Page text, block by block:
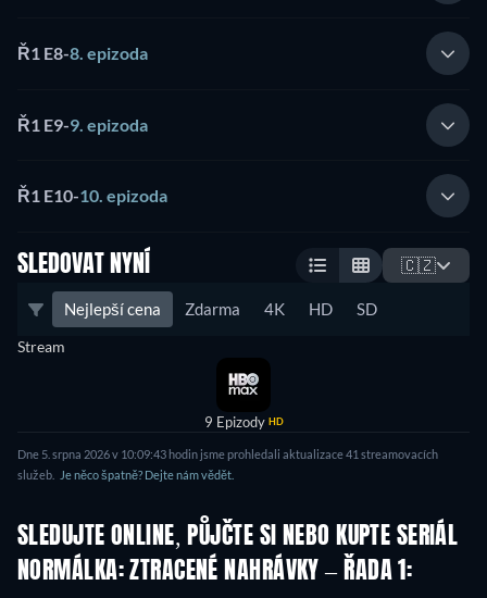
Ř1 E8-8. epizoda
Ř1 E9-9. epizoda
Ř1 E10-10. epizoda
SLEDOVAT NYNÍ 🇨🇿
Nejlepší cena Zdarma 4K HD SD
Stream
9 Epizody HD
Dne 5. srpna 2026 v 10:09:43 hodin jsme prohledali aktualizace 41 streamovacích
služeb.
Je něco špatně? Dejte nám vědět.
SLEDUJTE ONLINE, PŮJČTE SI NEBO KUPTE SERIÁL
NORMÁLKA: ZTRACENÉ NAHRÁVKY – ŘADA 1: